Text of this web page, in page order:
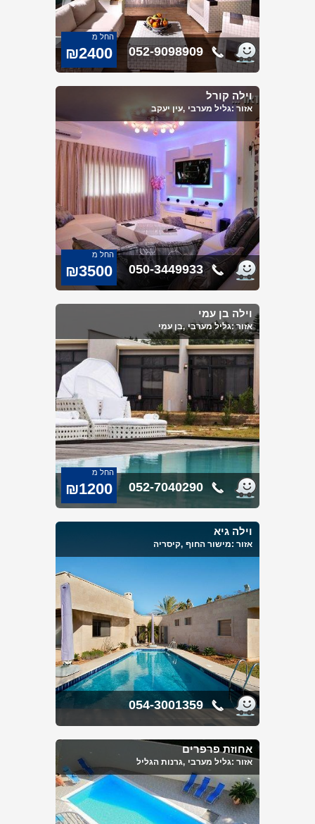
החל מ
₪2400 052-9098909
החל מ
₪3500 050-3449933
וילה קורל
אזור :גליל מערבי ,עין יעקב
החל מ
₪1200 052-7040290
וילה בן עמי
אזור :גליל מערבי ,בן עמי
054-3001359
וילה גיא
אזור :מישור החוף ,קיסריה
אחוזת פרפרים
אזור :גליל מערבי ,גרנות הגליל